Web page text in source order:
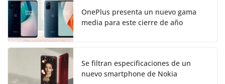
OnePlus presenta un nuevo gama
media para este cierre de año
Se filtran especificaciones de un
nuevo smartphone de Nokia